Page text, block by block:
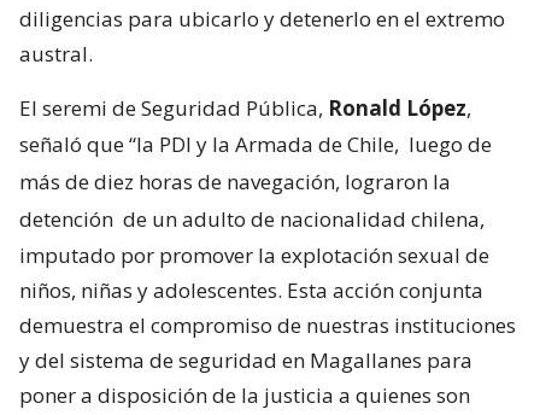
diligencias para ubicarlo y detenerlo en el extremo
austral.
El seremi de Seguridad Pública, Ronald López,
señaló que “la PDI y la Armada de Chile, luego de
más de diez horas de navegación, lograron la
detención de un adulto de nacionalidad chilena,
imputado por promover la explotación sexual de
niños, niñas y adolescentes. Esta acción conjunta
demuestra el compromiso de nuestras instituciones
y del sistema de seguridad en Magallanes para
poner a disposición de la justicia a quienes son